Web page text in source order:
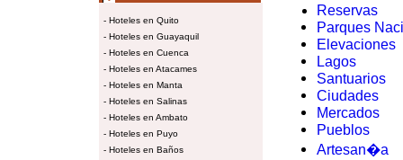
- Hoteles en Quito
- Hoteles en Guayaquil
- Hoteles en Cuenca
- Hoteles en Atacames
- Hoteles en Manta
- Hoteles en Salinas
- Hoteles en Ambato
- Hoteles en Puyo
- Hoteles en Baños
Reservas
Parques
Elevaciones
Lagos
Santuarios
Ciudades
Mercados
Pueblos
Artesan�a